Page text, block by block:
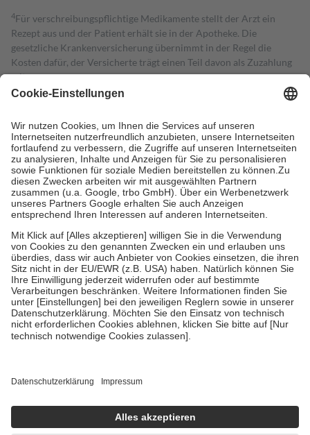
4Für verschreibungspflichtige Medikamente stellt der Arzt ein
Rezept aus und der Patient erhält sie in der Apotheke. Die
gesetzliche Krankenversicherung übernimmt in der Regel die
Kosten dafür, der Versicherte trägt einen Teil davon als Zuzahlung
mit.
Grundsätzlich leisten Mitglieder Zuzahlungen in Höhe von zehn
höchstens zehn Euro.
Es sind jedoch nie mehr als die tatsächlichen
Kosten der Leistung zu entrichten.
Diese Regeln gelten grundsätzlich auch für Online-Apotheken.
Bei Heilmitteln und häuslicher Krankenpflege beträgt die
Zuzahlung zehn Prozent der Kosten sowie zehn Euro je
Verordnung.
Um das Engagement der Versicherten für ihre eigene Gesundheit zu
stärken und die besondere Stellung der Familie zu unterstützen,
fallenkeine Zuzahlungenan bei:
• Kindern und Jugendlichen bis zum vollendeten 18. Lebensjahr
mit Ausnahme der Fahrkosten
• Untersuchungen zur Vorsorge und Früherkennung, die von der
GKV getragen werden
• empfohlenen Schutzimpfungen
• Harn- und Blutteststreifen
getroffen, um sicherzustellen, dass es sich um echte Bewertungen
https://help.etrusted.com/hc/de/articles/4419944605341